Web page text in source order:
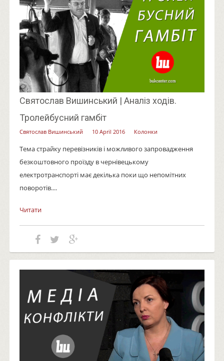
Святослав Вишинський | Аналіз ходів.
Тролейбусний гамбіт
Святослав Вишинський 10 April 2016 Колонки
Тема страйку перевізників і можливого запровадження
безкоштовного проїзду в чернівецькому
електротранспорті має декілька поки що непомітних
поворотів....
Читати